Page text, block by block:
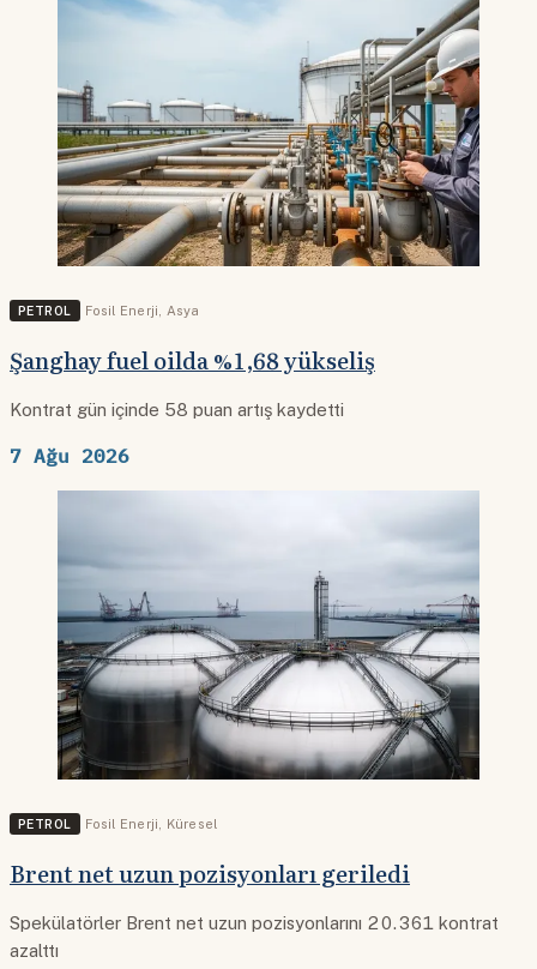
PETROL Fosil Enerji Asya
Şanghay fuel oilda %1,68 yükseliş
Kontrat gün içinde 58 puan artış kaydetti
7 Ağu 2026
PETROL Fosil Enerji, Küresel
Brent net uzun pozisyonları geriledi
Spekülatörler Brent net uzun pozisyonlarını 20.361 kontrat
azalttı